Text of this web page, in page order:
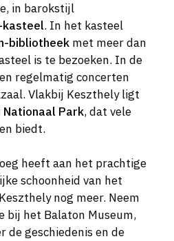
in barokstijl
kasteel. In het kasteel
bibliotheek met meer dan
is te bezoeken. In de
regelmatig concerten
Vlakbij Keszthely ligt
Park, dat vele
biedt.
heeft aan het prachtige
schoonheid van het
nog meer. Neem
bij het Balaton Museum,
de geschiedenis en de